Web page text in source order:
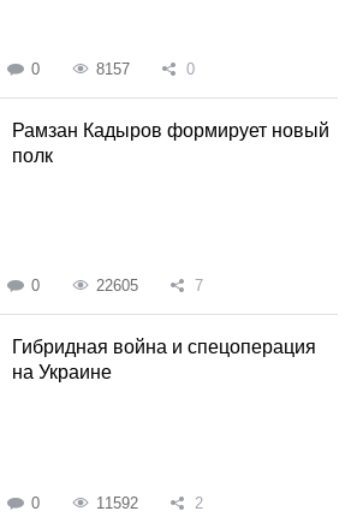
0 8157 0
Рамзан Кадыров формирует новый
полк
0 22605 7
Гибридная война и спецоперация
на Украине
0 11592 2